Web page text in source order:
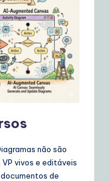
não são
VP vivos e editáveis
de